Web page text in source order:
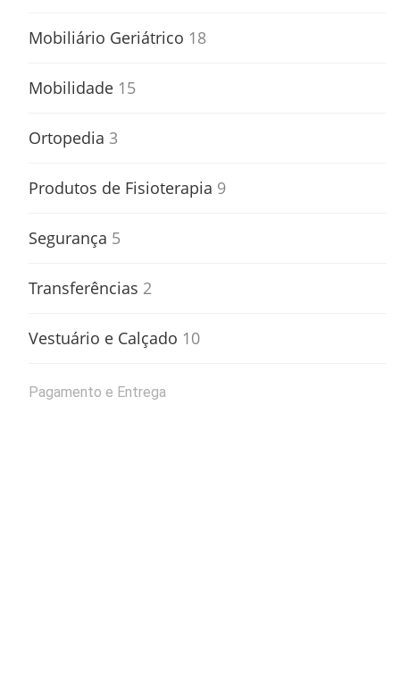
Mobiliário Geriátrico 18
Mobilidade 15
Ortopedia 3
Produtos de Fisioterapia 9
Segurança 5
Transferências 2
Vestuário e Calçado 10
Pagamento e Entrega